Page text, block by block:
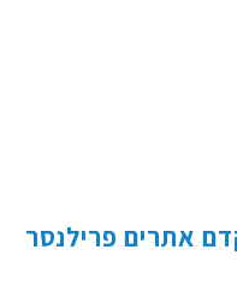
אתרים פרילנסר